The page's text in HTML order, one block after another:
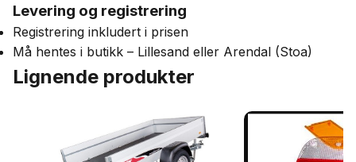
Levering og registrering
Registrering inkludert i prisen
Må hentes i butikk – Lillesand eller Arendal (Stoa)
Lignende produkter